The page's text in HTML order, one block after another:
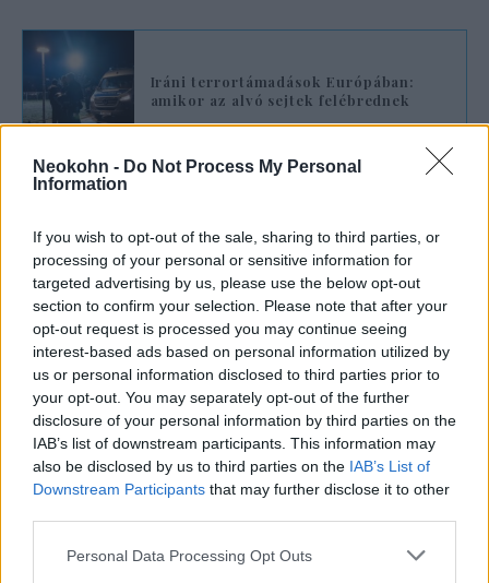
Neokohn - Do Not Process My Personal
Information
If you wish to opt-out of the sale, sharing to third parties, or
processing of your personal or sensitive information for
targeted advertising by us, please use the below opt-out
section to confirm your selection. Please note that after your
opt-out request is processed you may continue seeing
interest-based ads based on personal information utilized by
us or personal information disclosed to third parties prior to
your opt-out. You may separately opt-out of the further
disclosure of your personal information by third parties on the
IAB’s list of downstream participants. This information may
also be disclosed by us to third parties on the IAB’s List of
Downstream Participants that may further disclose it to other
Please note that this website/app uses one or more Google
Personal Data Processing Opt Outs
Iráni terrortámadások Európában:
amikor az alvó sejtek felébrednek
A Russia Matters elemzése szerint
milliárd dollárt különített el propaganda- és
információs műveletekre. Kína éves szinten
mintegy 10 milliárd dollárt fordíthat külföldi
információs befolyásolási programokra, míg
Irán körülbelül 600 millió dollárt költ állami
médiára és befolyásolási kampányokra, ezen
felül pedig további, nem nyilvános
összegeket fordít titkos műveletekre.
Kínai diplomata Izraelt a náci
Németországhoz hasonlította